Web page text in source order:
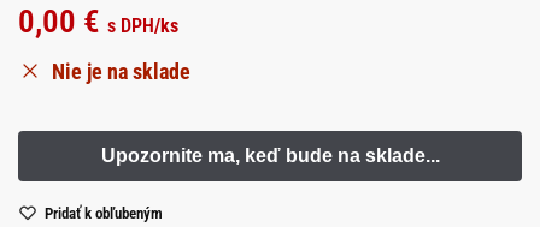
0,00 € s DPH/ks
Nie je na sklade
Pridať k obľubeným